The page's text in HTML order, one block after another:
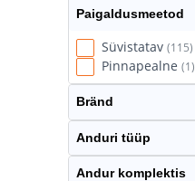
Paigaldusmeetod
Süvistatav (115)
Pinnapealne (1)
Bränd
Anduri tüüp
Andur komplektis